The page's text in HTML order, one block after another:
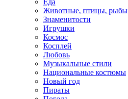
Еда
Животные, птицы, рыбы
Знаменитости
Игрушки
Космос
Косплей
Любовь
Музыкальные стили
Национальные костюмы
Новый год
Пираты